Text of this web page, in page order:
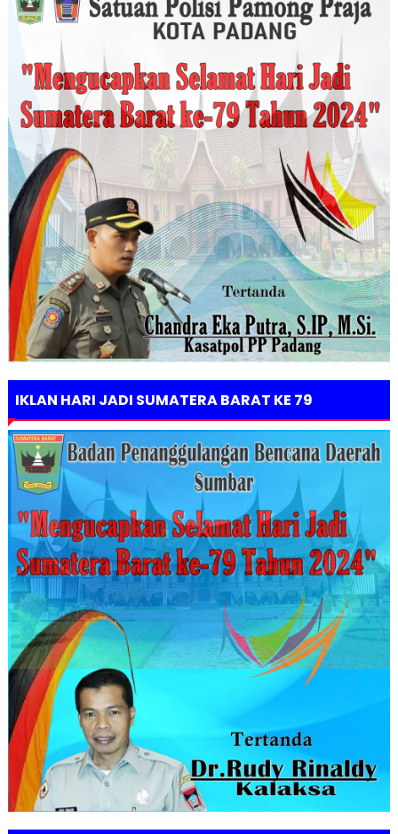
IKLAN HARI JADI SUMATERA BARAT KE 79